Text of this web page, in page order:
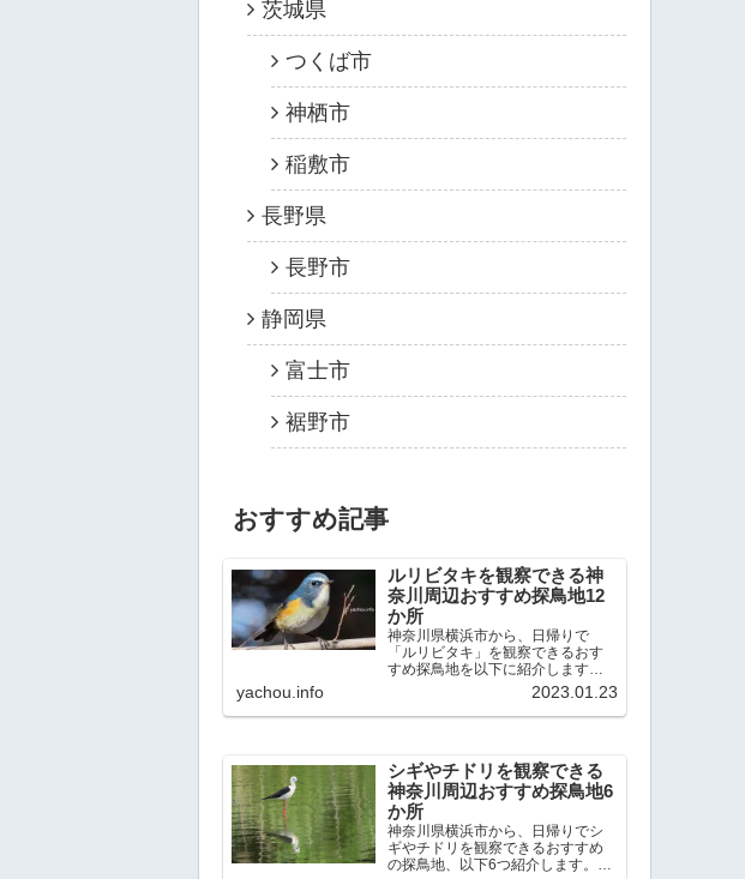
茨城県
つくば市
神栖市
稲敷市
長野県
長野市
静岡県
富士市
裾野市
おすすめ記事
ルリビタキを観察できる神
奈川周辺おすすめ探鳥地12
か所
神奈川県横浜市から、日帰りで
「ルリビタキ」を観察できるおす
すめ探鳥地を以下に紹介します。
これまで80か所近くの探鳥地を訪
れ、手応えを感じた場所です。以
下、★ が多いほど観察しやすく、
yachou.info 2023.01.23
シギやチドリを観察できる
神奈川周辺おすすめ探鳥地6
か所
神奈川県横浜市から、日帰りでシ
ギやチドリを観察できるおすすめ
の探鳥地、以下6つ紹介します。こ